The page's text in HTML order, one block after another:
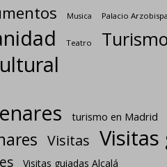
Musica Palacio
Teatro Turismo
turismo en Madrid
Visitas Visitas
Visitas guiadas Alcalá